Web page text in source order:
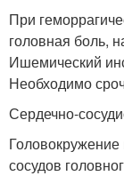
При
головная боль,
Ишемический
Необходимо
Сердечно-
сосудов